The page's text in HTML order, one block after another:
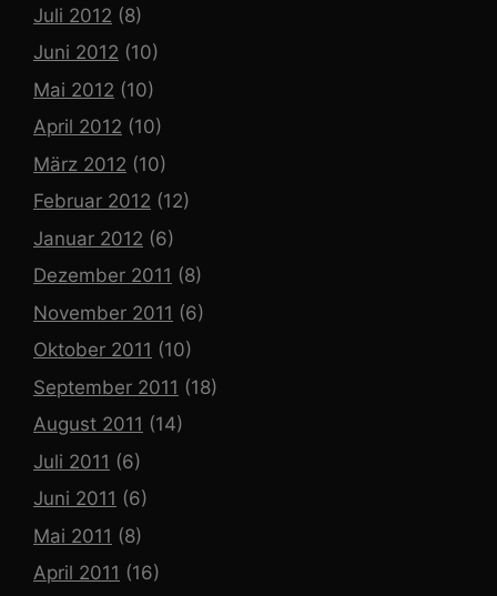
Juli 2012 (8)
Juni 2012 (10)
Mai 2012 (10)
April 2012 (10)
März 2012 (10)
Februar 2012 (12)
Januar 2012 (6)
Dezember 2011 (8)
November 2011 (6)
Oktober 2011 (10)
September 2011 (18)
August 2011 (14)
Juli 2011 (6)
Juni 2011 (6)
Mai 2011 (8)
April 2011 (16)